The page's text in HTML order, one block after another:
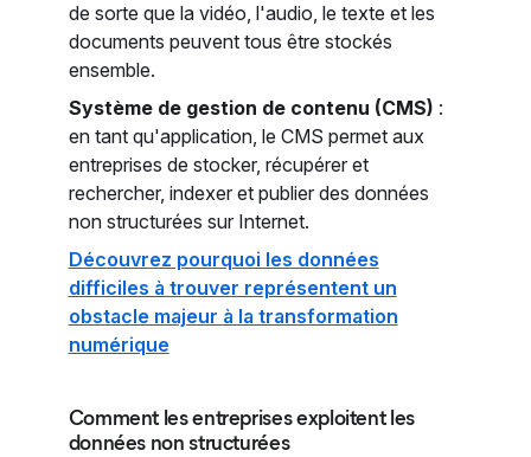
de sorte que la vidéo, l'audio, le texte et les
documents peuvent tous être stockés
ensemble.
Système de gestion de contenu (CMS) :
en tant qu'application, le CMS permet aux
entreprises de stocker, récupérer et
rechercher, indexer et publier des données
non structurées sur Internet.
Découvrez pourquoi les données
difficiles à trouver représentent un
obstacle majeur à la transformation
numérique
Comment les entreprises exploitent les
données non structurées